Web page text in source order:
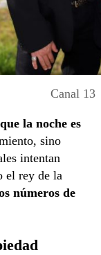
Canal 13
la noche es
sino
intentan
el rey de la
números de